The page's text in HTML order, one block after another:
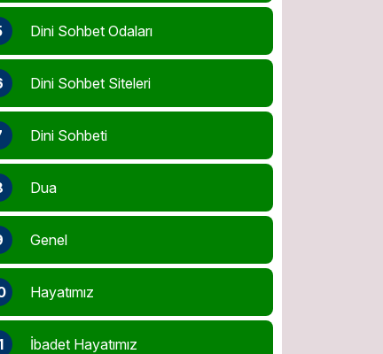
Dini Sohbet Odaları
Dini Sohbet Siteleri
Dini Sohbeti
Dua
Genel
Hayatımız
İbadet Hayatımız